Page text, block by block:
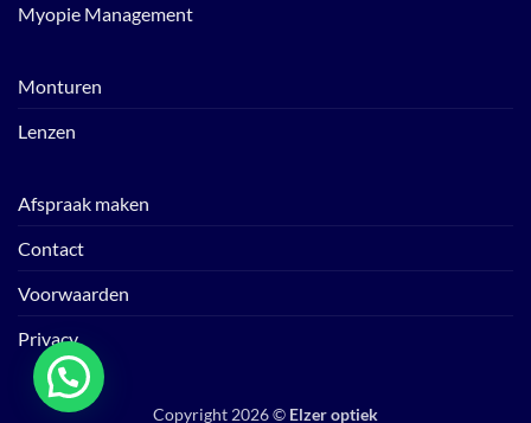
Myopie Management
Monturen
Lenzen
Afspraak maken
Contact
Voorwaarden
Privacy
Copyright 2026 © Elzer optiek